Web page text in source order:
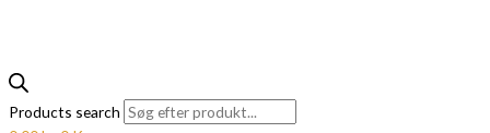
Products search